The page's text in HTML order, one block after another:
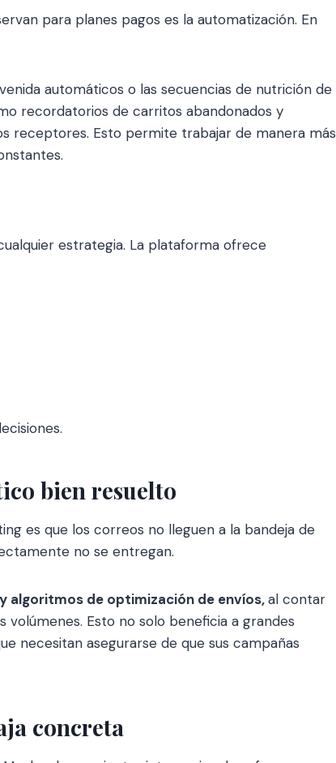
para planes pagos es la automatización. En
automáticos o las secuencias de nutrición de
recordatorios de carritos abandonados y
receptores. Esto permite trabajar de manera más
estrategia. La plataforma ofrece
bien resuelto
es que los correos no lleguen a la bandeja de
no se entregan.
algoritmos de optimización de envíos,al contar
Esto no solo beneficia a grandes
necesitan asegurarse de que sus campañas
concreta